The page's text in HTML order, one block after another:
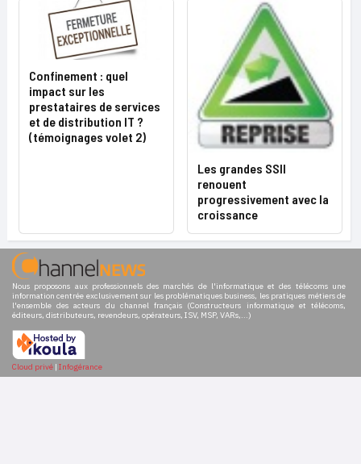
Confinement : quel
impact sur les
prestataires de services
et de distribution IT ?
(témoignages volet 2)
Les grandes SSII
renouent
progressivement avec la
croissance
Nous proposons aux professionnels des marchés de l'informatique et des télécoms une
information centrée exclusivement sur les problématiques business, les pratiques métiers de
l'ensemble des acteurs du channel français (Constructeurs informatique et télécoms,
éditeurs, distributeurs, revendeurs, opérateurs, ISV, MSP, VARs,...)
Cloud privé | Infogérance